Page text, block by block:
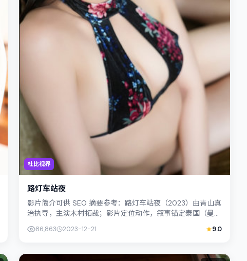
杜比视界
路灯车站夜
影片简介可供 SEO 摘要参考：路灯车站夜（2023）由青山真
治执导，主演木村拓哉；影片定位动作，叙事锚定泰国（曼
86,863 2023-12-21 9.0